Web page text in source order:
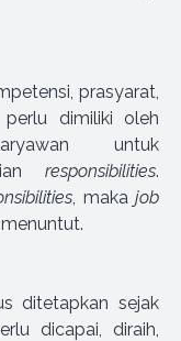
prasyarat,
dimiliki oleh
untuk
responsibilities.
, maka job
ditetapkan sejak
dicapai, diraih,